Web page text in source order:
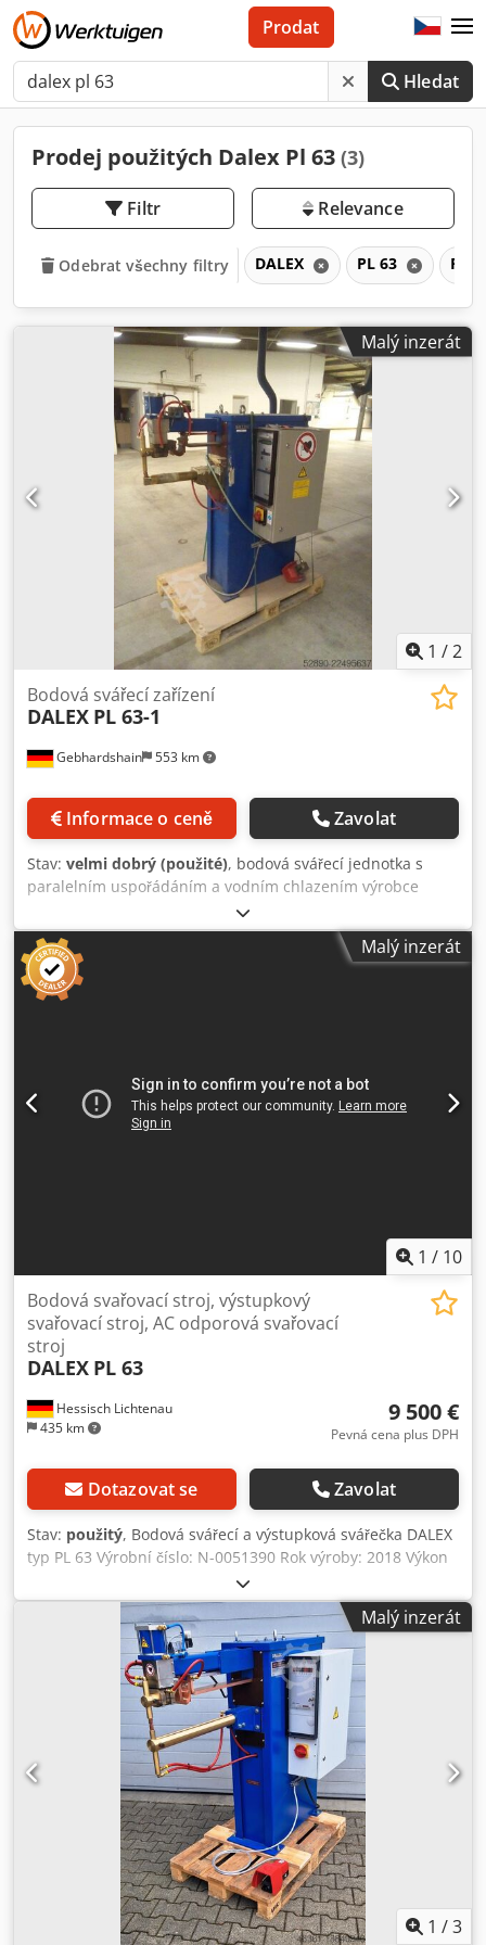
Hledat
Prodat
Prodej použitých Dalex Pl 63 (3)
Filtr Relevance
Odebrat všechny filtry DALEX PL 63 PL
Malý inzerát
1 /2
Gebhardshain 553 km
Bodová svářecí zařízení
DALEX PL 63-1
Informace o ceně Zavolat
Stav: velmi dobrý (použité), bodová svářecí jednotka s
paralelním uspořádáním a vodním chlazením výrobce
DALEX, typ PL 63-1 jmenovitý výkon při 50% provozním
cyklu: 63 kVA sekundární zkratový proud: 31,5 kA
sekundární napětí naprázdno: 7,04 V síla elektrody: 390
daN výložník: 250–550 mm vzdálenost ramene: 150 nebo
310 mm s přídavnou rozvaděčovou skříní podle normy VDE
Malý inzerát
1 / 10
Hessisch Lichtenau
435 km
Bodová svařovací stroj, výstupkový
svařovací stroj, AC odporová svařovací
stroj
DALEX PL 63
9 500 €
Pevná cena plus DPH
Dotazovat se Zavolat
Stav: použitý, Bodová svářecí a výstupková svářečka DALEX
typ PL 63 Výrobní číslo: N-0051390 Rok výroby: 2018 Výkon
při 50 % ED: 63 kVA Výkon při 100 % ED: 44,5 kVA Maximální
svařovací výkon: 182 kVA Jmenovitý svařovací proud: 8,77 kA
Vyložení: 250–550 mm Vzdálenost mezi rameny max.: 150–
310 mm Průměr horní elektrodenní rameno: 50 mm
Průměr dolního elektrodenního ramene: 60 mm Průměr
držáku elektrod: 25 mm Zdvih elektrody max.: 65 mm Síla
elektrody: 100–600 daN Provozní tlak vzduchu: 1–6 bar
Připojení do sítě: 400 V, 50 Hz Jmenovitý proud: 158 A
Příkon: 137 kVA - Tyristorový výkonový stupeň - Řízení
svařování HARMS+WENDE – HWH MPS 10β - 5-časové
řízení, bodování jednotlivých i sériových bodů, 8 programů
- Síla elektrod plynule nastavitelná regulací tlaku vzduchu -
Paralelní vedení elektrod - Svářecí válec s jednoduchým
zdvihem Dcjdpfsycv Saox Aanok - Voda chlazení pomocí
externího chladicího zařízení (zařízení pro zpětnou
cirkulaci vody není součástí dodávky) - Elektrický nožní
Malý inzerát
1 /3